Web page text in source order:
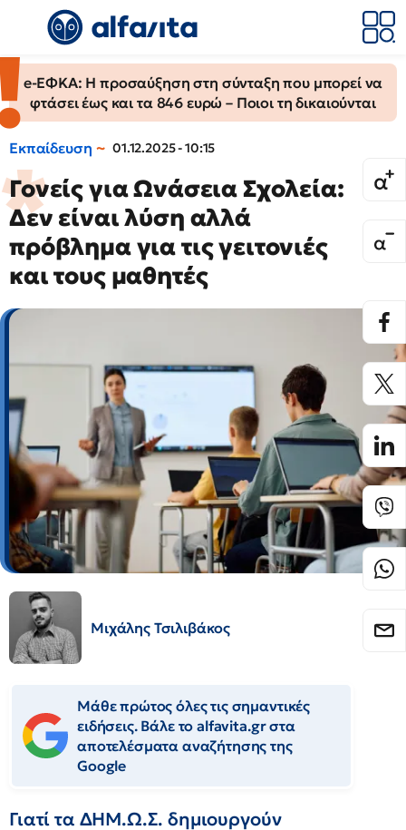
e-ΕΦΚΑ: Η προσαύξηση στη σύνταξη που μπορεί να
φτάσει έως και τα 846 ευρώ – Ποιοι τη δικαιούνται
Εκπαίδευση 01.12.2025 - 10:15
Γονείς για Ωνάσεια Σχολεία:
Δεν είναι λύση αλλά
πρόβλημα για τις γειτονιές
και τους μαθητές
Μιχάλης Τσιλιβάκος
Μάθε πρώτος όλες τις σημαντικές
ειδήσεις. Βάλε το alfavita.gr στα
αποτελέσματα αναζήτησης της
Google
Γιατί τα ΔΗΜ.Ω.Σ. δημιουργούν